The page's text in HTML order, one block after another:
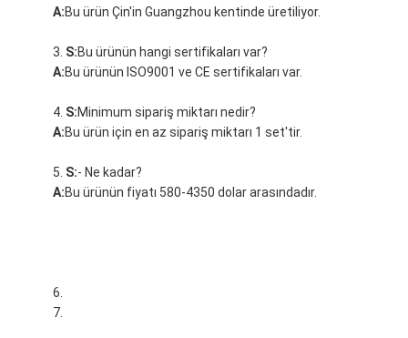
A:Bu ürün Çin'in Guangzhou kentinde üretiliyor.
S:Bu ürünün hangi sertifikaları var?
A:Bu ürünün ISO9001 ve CE sertifikaları var.
S:Minimum sipariş miktarı nedir?
A:Bu ürün için en az sipariş miktarı 1 set'tir.
S:- Ne kadar?
A:Bu ürünün fiyatı 580-4350 dolar arasındadır.